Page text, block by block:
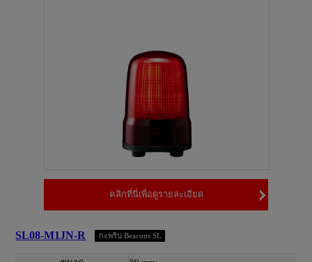
คลิกที่นี่เพื่อดูรายละเอียด
SL08-M1JN-R กะพริบ Beacons SL